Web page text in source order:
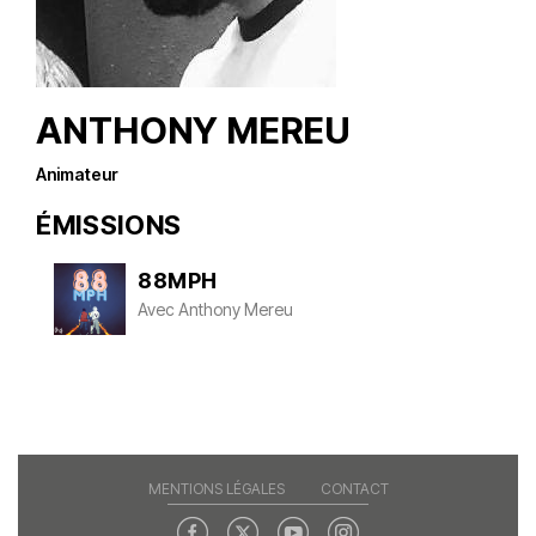
ANTHONY MEREU
Animateur
ÉMISSIONS
88MPH
Avec Anthony Mereu
MENTIONS LÉGALES CONTACT